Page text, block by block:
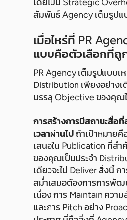
โดยไม่มี Strategic
สัมพันธ์ Agency เต็มรูปแ
เมื่อไหร่ที่ PR
แบบคือตัวเลือกที่ถู
PR Agency เต็มรูปแบบเ
Distribution เพียงอย่างเ
บรรลุ Objective ของคุณ
การสร้างการมีสถานะสื่อที่
เวลาผ่านไป ถ้าเป้าหมายคื
เสนอใน Publication ที่ส
ของคุณเป็นประจำ
เดียวจะไม่ Deliver สิ่งนี้ ก
สม่ำเสมอต้องการการพัฒ
เนื่อง การ Maintain ควา
และการ Pitch อย่าง